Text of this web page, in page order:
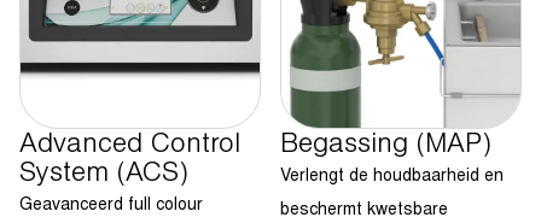
Advanced Control
System (ACS)
Geavanceerd full colour
Begassing (MAP)
Verlengt de houdbaarheid en
beschermt kwetsbare